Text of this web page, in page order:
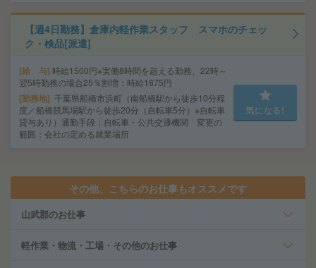
【週4日勤務】倉庫内軽作業スタッフ スマホのチェッ
ク・検品[派遣]
給 与 時給1500円※実働8時間を超える勤務、22時～
翌5時勤務の場合25％割増：時給1875円
勤務地 千葉県船橋市浜町（南船橋駅から徒歩10分程
度／船橋競馬場駅から徒歩20分（自転車5分）※自転車
貸与あり）通勤手段：自転車・公共交通機関 変更の
範囲：会社の定める就業場所
気になる!
その他、こちらのお仕事もオススメです
山武郡のお仕事
軽作業・物流・工場・その他のお仕事